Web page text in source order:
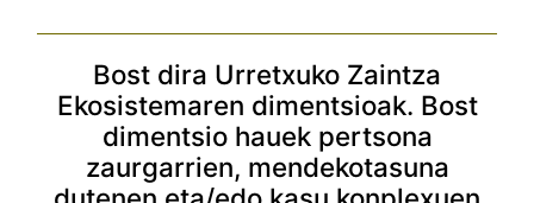
Bost dira Urretxuko Zaintza
Ekosistemaren dimentsioak. Bost
dimentsio hauek pertsona
zaurgarrien, mendekotasuna